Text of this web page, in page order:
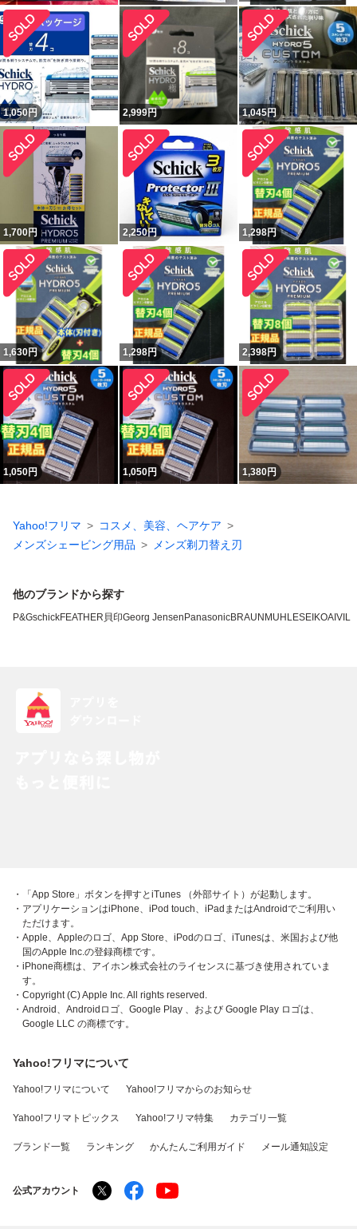
1,050円 2,999円 1,045円
1,700円 2,250円 1,298円
1,630円 1,298円 2,398円
1,050円 1,050円 1,380円
Yahoo!フリマ
コスメ、美容、ヘアケア
メンズシェービング用品
メンズ剃刀替え刃
他のブランドから探す
P&GschickFEATHER 貝印Georg Jensen PanasonicBRAUN MUHLESEIKOAIVIL
・「App Store」ボタンを押すとiTunes （外部サイト）が起動します。
・アプリケーションはiPhone、iPod touch、iPadまたはAndroidでご利用い
ただけます。
・Apple、Appleのロゴ、App Store、iPodのロゴ、iTunesは、米国および他
国のApple Inc.の登録商標です。
・iPhone商標は、アイホン株式会社のライセンスに基づき使用されていま
す。
・Copyright (C) Apple Inc. All rights reserved.
・Android、Androidロゴ、Google Play 、および Google Play ロゴは、
Google LLC の商標です。
Yahoo!フリマについて
Yahoo!フリマについて Yahoo!フリマからのお知らせ
Yahoo!フリマトピックス Yahoo!フリマ特集 カテゴリ一覧
ブランド一覧 ランキング かんたんご利用ガイド メール通知設定
公式アカウント